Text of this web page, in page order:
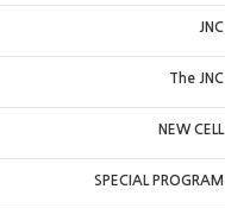
JNC
The JNC
NEW CELL
SPECIAL PROGRAM